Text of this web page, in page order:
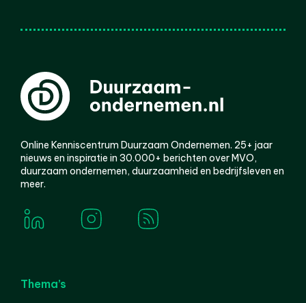
Online Kenniscentrum Duurzaam Ondernemen. 25+ jaar
nieuws en inspiratie in 30.000+ berichten over MVO,
duurzaam ondernemen, duurzaamheid en bedrijfsleven en
meer.
Thema’s